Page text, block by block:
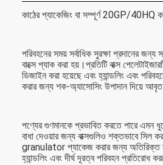
কাঠের প্যাকেজিং বা সম্পূর্ণ 20GP/40HQ
পরিবহনের সময় সর্বাধিক সুরক্ষা প্রদানের জন্য
বাক্সে প্যাক করা হয়।প্রতিটি বাক্স
ডিজাইন করা হয়েছে এবং হ্যান্ডলিং এবং
করার জন্য শক-অ্যাসোসিং উপাদান দিয়ে আবৃত.
পণ্যের গুণমানকে প্রভাবিত করতে পারে এমন
বাধা দেওয়ার জন্য বাক্সগুলিও শক্তভাবে সিল
granulator প্যাকেজ করার জন্য অতিরিক্ত
হ্যান্ডলিং এবং দীর্ঘ দূরত্ব পরিবহন প্রতিরোধ